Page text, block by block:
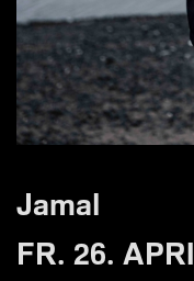
Jamal
FR. 26.